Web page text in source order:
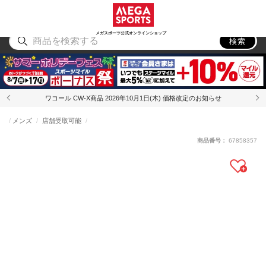
メガスポーツ公式オンラインショップ
アウトドア
検索
ワコール CW-X商品 2026年10月1日(木) 価格改定のお知らせ
メンズ 店舗受取可能
商品番号： 67858357